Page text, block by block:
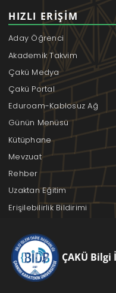
HIZLI ERIŞIM
Aday Öğrenci
Akademik Takvim
Çakü Medya
Çakü Portal
Eduroam-Kablosuz Ağ
Günün Menüsü
Kütüphane
Mevzuat
Rehber
Uzaktan Eğitim
Erişilebilirlik Bildirimi
ÇAKÜ Bilgi